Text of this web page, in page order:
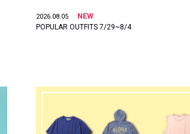
2026.08.05
NEW
POPULAR OUTFITS 7/29~8/4